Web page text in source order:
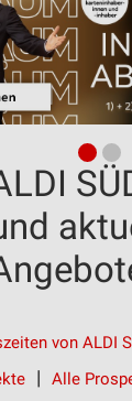
von ALDI
Alle